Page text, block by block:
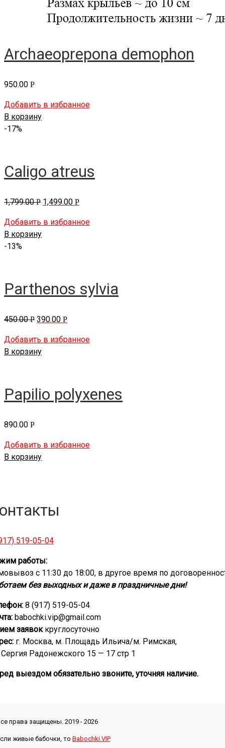
Archaeoprepona demophon
950.00 Р
Добавить в избранное
В корзину
-17%
Caligo atreus
1,799.00Р 1,499.00 Р
Добавить в избранное
В корзину
-13%
Parthenos sylvia
450.00Р 390.00 Р
Добавить в избранное
В корзину
Papilio polyxenes
890.00 Р
Добавить в избранное
В корзину
519-05-04
работы:
с 11:30 до 18:00, в другое время по
без выходных и даже в праздничные дни!
8 (917) 519-05-04
babochki.vip@gmail.com
заявоккруглосуточно
г. Москва, м. Площадь Ильича/м. Римская,
Сергия Радонежского 15 — 17 стр 1
выездом обязательно звоните, уточняя наличие.
права защищены. 2019 - 2026
живые бабочки, то Babochki.VIP